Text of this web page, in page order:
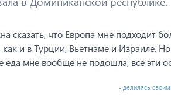
сказать, что Европа мне подходит
как и в Турции, Вьетнаме и Израиле.
еда мне вообще не подошла, все эти
- делилась